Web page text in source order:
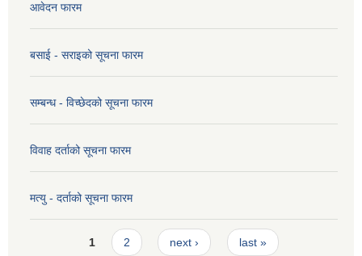
आवेदन फारम
बसाई - सराइको सूचना फारम
सम्बन्ध - विच्छेदको सूचना फारम
विवाह दर्ताको सूचना फारम
मत्यु - दर्ताको सूचना फारम
Pages1 2 next › last »